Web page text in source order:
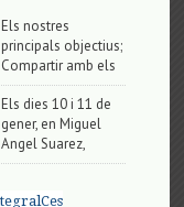
Els nostres
principals objectius;
Compartir amb els
Els dies 10 i 11 de
gener, en Miguel
Angel Suarez,